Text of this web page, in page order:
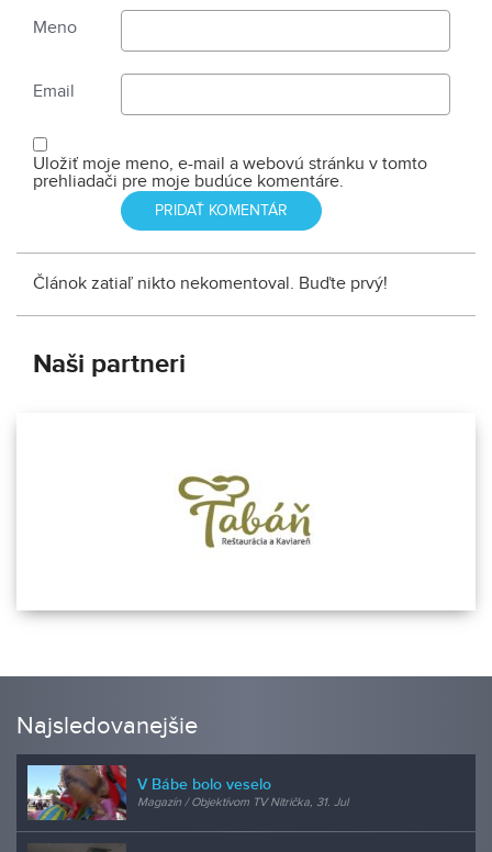
Meno
Email
Uložiť moje meno, e-mail a webovú stránku v tomto
prehliadači pre moje budúce komentáre.
Článok zatiaľ nikto nekomentoval. Buďte prvý!
Naši partneri
Najsledovanejšie
V Bábe bolo veselo
Magazín / Objektívom TV Nitrička, 31. Jul